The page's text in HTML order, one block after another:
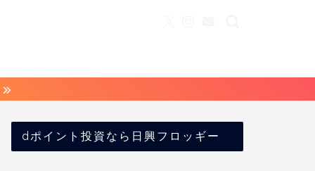
dポイント投資なら日興フロッギー